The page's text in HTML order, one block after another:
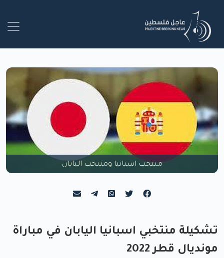
منتخب اسبانيا ومنتخب اليابان
تشكيلة منتخبي اسبانيا اليابان في مباراة
مونديال قطر 2022